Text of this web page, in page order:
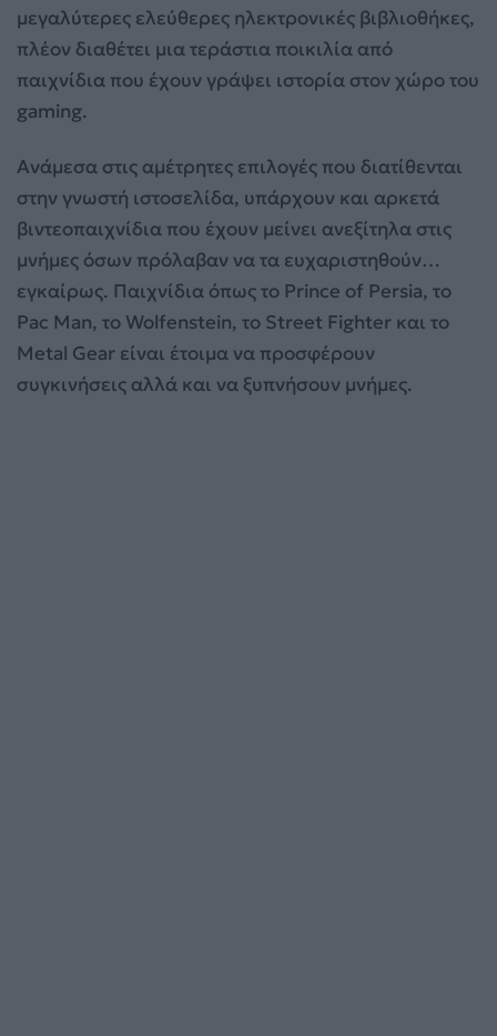
μεγαλύτερες ελεύθερες ηλεκτρονικές βιβλιοθήκες,
πλέον διαθέτει μια τεράστια ποικιλία από
παιχνίδια που έχουν γράψει ιστορία στον χώρο του
gaming.
Ανάμεσα στις αμέτρητες επιλογές που διατίθενται
στην γνωστή ιστοσελίδα, υπάρχουν και αρκετά
βιντεοπαιχνίδια που έχουν μείνει ανεξίτηλα στις
μνήμες όσων πρόλαβαν να τα ευχαριστηθούν…
εγκαίρως. Παιχνίδια όπως το Prince of Persia, το
Pac Man, το Wolfenstein, το Street Fighter και το
Metal Gear είναι έτοιμα να προσφέρουν
συγκινήσεις αλλά και να ξυπνήσουν μνήμες.